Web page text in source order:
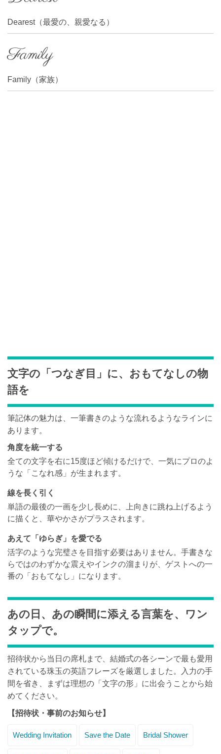
Dearest（最愛の、親愛なる）
Family
Family（家族）
文字の「つなぎ目」に、おもてなしの物
語を
筆記体の魅力は、一筆書きのような流れるようなラインに
あります。
角度を統一する
全ての文字を右に15度ほど傾けるだけで、一気にプロのよ
うな「こなれ感」が生まれます。
線を長く引く
単語の最後の一画を少し長めに、上向きに跳ね上げるよう
に描くと、華やかさがプラスされます。
あえて「ゆらぎ」を愛でる
活字のような完璧さを目指す必要はありません。手書きな
らではのわずかな震えやインクの溜まりが、ゲストへの一
番の「おもてなし」になります。
あの日、あの瞬間に添える言葉を、ワン
タップで。
招待状から当日の席札まで、結婚式の各シーンで最も愛用
されている珠玉の英語フレーズを厳選しました。入力の手
間を省き、まずは理想の「文字の形」に出会うことから始
めてください。
【招待状・事前のお知らせ】
Wedding Invitation Save the Date Bridal Shower